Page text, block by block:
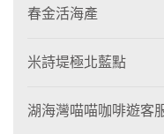
春金活海產
米詩堤極北藍點
湖海灣喵喵咖啡遊客